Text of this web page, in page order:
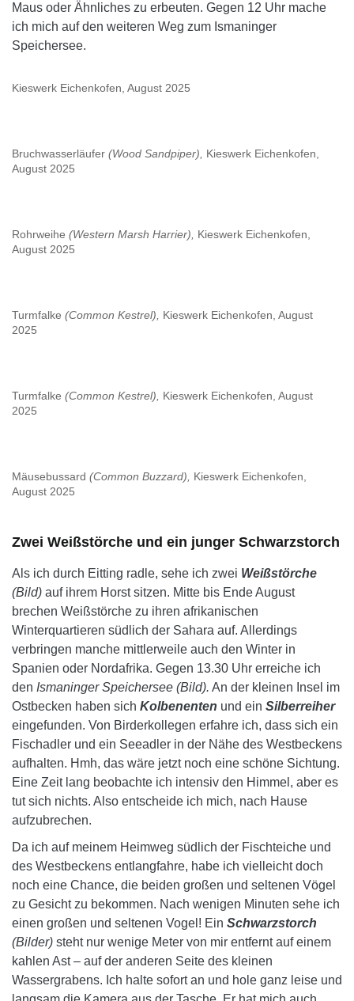
Maus oder Ähnliches zu erbeuten. Gegen 12 Uhr mache
ich mich auf den weiteren Weg zum Ismaninger
Speichersee.
Kieswerk Eichenkofen, August 2025
Bruchwasserläufer (Wood Sandpiper),
Kieswerk Eichenkofen,
August 2025
Rohrweihe (Western Marsh Harrier), Kieswerk Eichenkofen,
August 2025
Turmfalke (Common Kestrel), Kieswerk Eichenkofen, August
2025
Turmfalke (Common Kestrel), Kieswerk Eichenkofen, August
2025
Mäusebussard (Common Buzzard), Kieswerk Eichenkofen,
August 2025
Zwei Weißstörche und ein junger Schwarzstorch
Als ich durch Eitting radle, sehe ich zwei Weißstörche
(Bild) auf ihrem Horst sitzen. Mitte bis Ende August
brechen Weißstörche zu ihren afrikanischen
Winterquartieren südlich der Sahara auf. Allerdings
verbringen manche mittlerweile auch den Winter in
Spanien oder Nordafrika. Gegen 13.30 Uhr erreiche ich
den Ismaninger Speichersee (Bild). An der kleinen Insel im
Ostbecken haben sich Kolbenenten und ein Silberreiher
eingefunden. Von Birderkollegen erfahre ich, dass sich ein
Fischadler und ein Seeadler in der Nähe des Westbeckens
aufhalten. Hmh, das wäre jetzt noch eine schöne Sichtung.
Eine Zeit lang beobachte ich intensiv den Himmel, aber es
tut sich nichts. Also entscheide ich mich, nach Hause
aufzubrechen.
Da ich auf meinem Heimweg südlich der Fischteiche und
des Westbeckens entlangfahre, habe ich vielleicht doch
noch eine Chance, die beiden großen und seltenen Vögel
zu Gesicht zu bekommen. Nach wenigen Minuten sehe ich
einen großen und seltenen Vogel! Ein Schwarzstorch
(Bilder) steht nur wenige Meter von mir entfernt auf einem
kahlen Ast – auf der anderen Seite des kleinen
Wassergrabens. Ich halte sofort an und hole ganz leise und